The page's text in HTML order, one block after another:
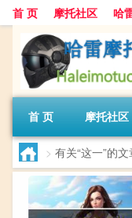
首 页 摩托社区 哈
首 页 摩托社区
> 有关“这一”的